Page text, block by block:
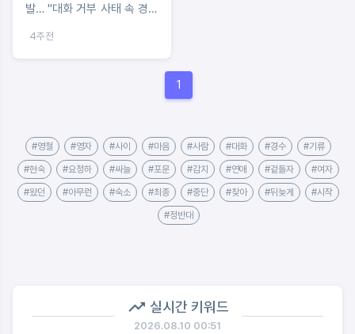
발… "대화 거부 사태 속 경수
4주전
1
#영철 #영자 #사이 #마음 #사람 #대화 #경수 #기류
#현숙 #요청하 #싸늘 #포문 #감지 #연애 #겉돌자 #여자
#왔던 #아무런 #숙소 #최종 #중단 #찾아 #뒤늦게 #시작
#정반대
실시간 키워드
2026.08.10 00:51